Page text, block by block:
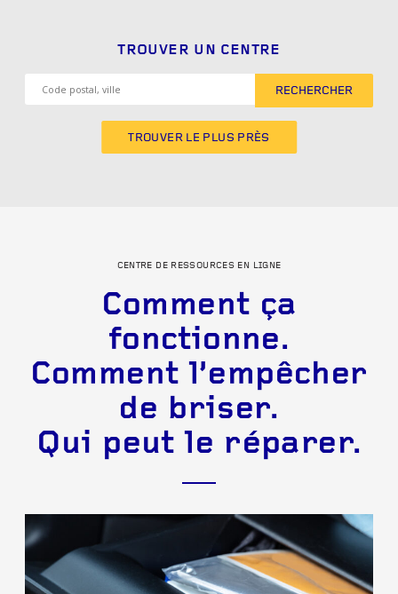
TROUVER UN CENTRE
RECHERCHER
TROUVER LE PLUS PRÈS
CENTRE DE RESSOURCES EN LIGNE
Comment ça
fonctionne.
Comment l’empêcher
de briser.
Qui peut le réparer.